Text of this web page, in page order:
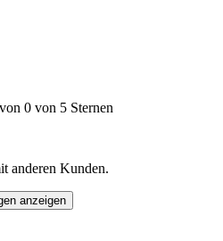
0 von 5 Sternen
anderen Kunden.
anzeigen